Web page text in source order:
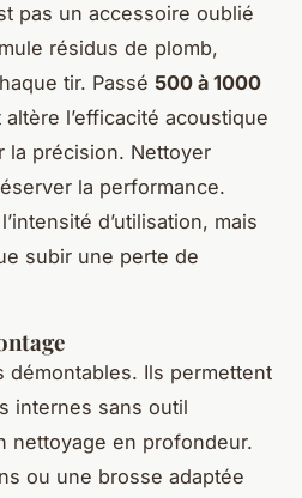
pas un accessoire oublié
résidus de plomb,
tir. Passé 500 à 1000
altère l’efficacité acoustique
la précision. Nettoyer
la performance.
d’utilisation, mais
subir une perte de
démontables. Ils permettent
internes sans outil
nettoyage en profondeur.
ou une brosse adaptée